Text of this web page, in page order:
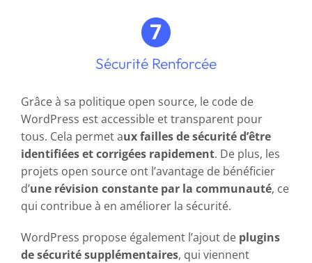
Sécurité Renforcée
Grâce à sa politique open source, le code de
WordPress est accessible et transparent pour
tous. Cela permet aux failles de sécurité d’être
identifiées et corrigées rapidement. De plus, les
projets open source ont l’avantage de bénéficier
d’une révision constante par la communauté, ce
qui contribue à en améliorer la sécurité.
WordPress propose également l’ajout de plugins
de sécurité supplémentaires, qui viennent